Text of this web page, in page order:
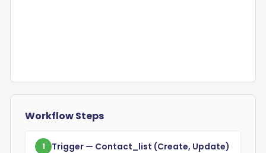
Workflow Steps
1 Trigger — Contact_list (create, Update)